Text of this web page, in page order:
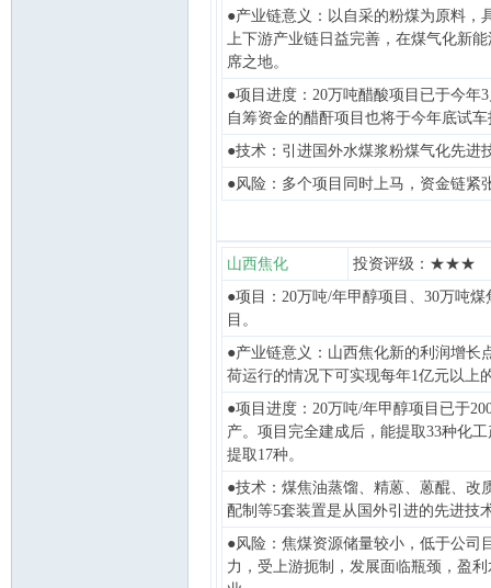
●产业链意义：以自采的粉煤为原料，
上下游产业链日益完善，在煤气化新
席之地。
●项目进度：20万吨醋酸项目已于今年
自筹资金的醋酐项目也将于今年底试
●技术：引进国外水煤浆粉煤气化先进
●风险：多个项目同时上马，资金链紧
山西焦化
投资评级：★★★
●项目：20万吨/年甲醇项目、30万吨
目。
●产业链意义：山西焦化新的利润增长
荷运行的情况下可实现每年1亿元以上
●项目进度：20万吨/年甲醇项目已于
产。项目完全建成后，能提取33种化
提取17种。
●技术：煤焦油蒸馏、精蒽、蒽醌、改
配制等5套装置是从国外引进的先进技
●风险：焦煤资源储量较小，低于公司
力，受上游扼制，发展面临瓶颈，盈